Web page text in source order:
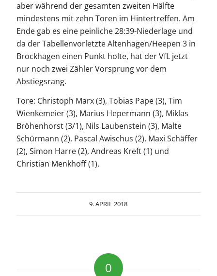
aber während der gesamten zweiten Hälfte
mindestens mit zehn Toren im Hintertreffen. Am
Ende gab es eine peinliche 28:39-Niederlage und
da der Tabellenvorletzte Altenhagen/Heepen 3 in
Brockhagen einen Punkt holte, hat der VfL jetzt
nur noch zwei Zähler Vorsprung vor dem
Abstiegsrang.
Tore: Christoph Marx (3), Tobias Pape (3), Tim
Wienkemeier (3), Marius Hepermann (3), Miklas
Bröhenhorst (3/1), Nils Laubenstein (3), Malte
Schürmann (2), Pascal Awischus (2), Maxi Schäffer
(2), Simon Harre (2), Andreas Kreft (1) und
Christian Menkhoff (1).
9. APRIL 2018
0